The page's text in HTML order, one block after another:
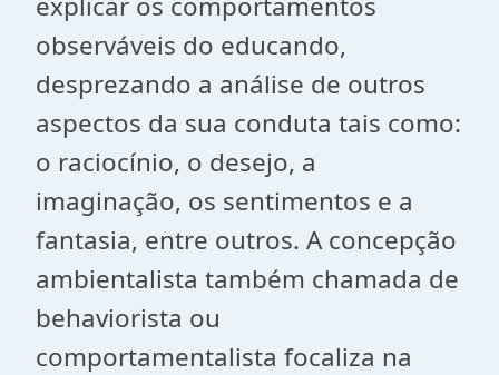
observáveis do educando,
desprezando a análise de outros
aspectos da sua conduta tais como:
o raciocínio, o desejo, a
imaginação, os sentimentos e a
fantasia, entre outros. A concepção
ambientalista também chamada de
behaviorista ou
comportamentalista focaliza na